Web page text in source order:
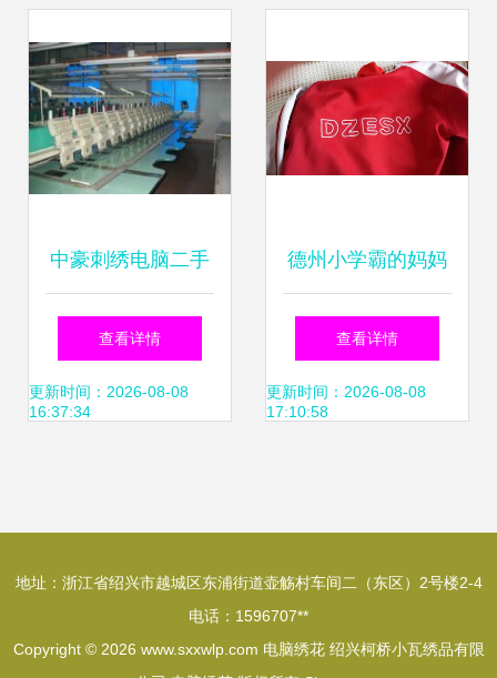
中豪刺绣电脑二手
机交易市场-广州市
增城新塘汇美工业
国机。大量国产绣
花机。三合一特种
查看详情
更新时间：2026-08-08
16:37:34
德州小学霸的妈妈
们为何都在寻找“绣
自己学校”校徽？以
查看详情
更新时间：2026-08-08
17:10:58
地址：浙江省绍兴市越城区东浦街道壶觞村车间二（东区）2号楼2-4
电话：1596707**
Copyright © 2026 www.sxxwlp.com 电脑绣花 绍兴柯桥小瓦绣品有限